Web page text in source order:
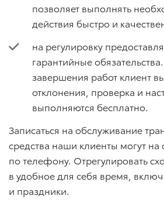
позволяет выполнять
действия быстро и
на регулировку
гарантийные
завершения работ клиент
отклонения, проверка и
выполняются бесплатно.
Записаться на обслуживание
средства наши клиенты могут на
по телефону. Отрегулировать
в удобное для себя время,
и праздники.